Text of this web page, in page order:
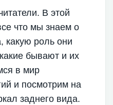
В этой
что мы знаем о
какую роль они
бывают и их
в мир
и посмотрим на
заднего вида.